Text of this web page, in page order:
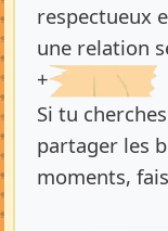
respectueux
une relation
+
Si tu
partager les
moments,